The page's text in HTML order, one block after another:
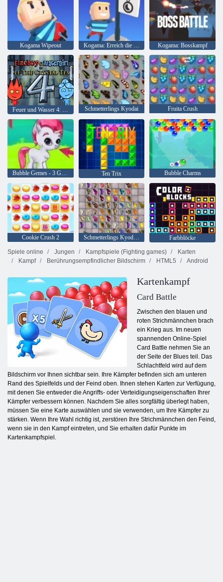
Kogama Wipeout Kogama: Erreich die Flagge Kogama: Bosskampf
Schmetterlings Kyodai Fruita Crush
Bubble Gemes - 3 Gewinnt Ten Trix Bubble Charms
Cookie Crush 2 Schmetterlings Kyodai HD
Farbblöcke
Spiele online
Jungen Kampfspiele (Fighting games)
Karten
Kampf
Berührungsempfindlicher Bildschirm HTML5 Android
Kartenkampf
Card Battle
Zwischen den blauen und
roten Strichmännchen brach
ein Krieg aus. Im neuen
spannenden Online-Spiel
Card Battle nehmen Sie an
der Seite der Blues teil. Das
Schlachtfeld wird auf dem
Bildschirm vor Ihnen sichtbar sein. Ihre Kämpfer befinden sich am unteren
Rand des Spielfelds und der Feind oben. Ihnen stehen Karten zur Verfügung,
mit denen Sie entweder die Angriffs- oder Verteidigungseigenschaften Ihrer
Kämpfer verbessern können. Nachdem Sie alles sorgfältig überlegt haben,
müssen Sie eine Karte auswählen und sie verwenden, um Ihre Kämpfer zu
stärken. Wenn Ihre Wahl richtig ist, zerstören Ihre Strichmännchen den Feind,
wenn sie in den Kampf eintreten, und Sie erhalten dafür Punkte im
Kartenkampfspiel.